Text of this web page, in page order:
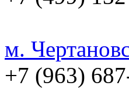
м.
+7 (963)